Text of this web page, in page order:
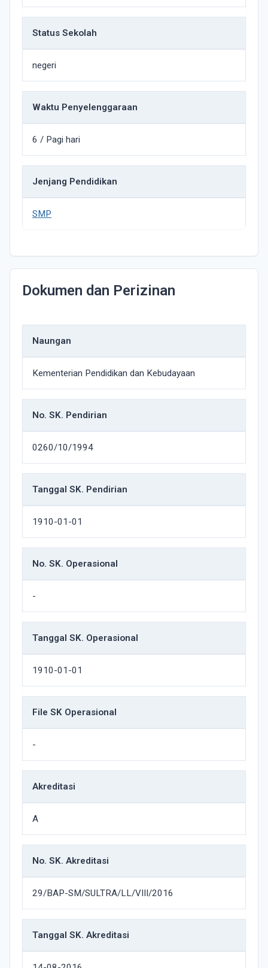
Status Sekolah
negeri
Waktu Penyelenggaraan
6 / Pagi hari
Jenjang Pendidikan
SMP
Dokumen dan Perizinan
Naungan
Kementerian Pendidikan dan Kebudayaan
No. SK. Pendirian
0260/10/1994
Tanggal SK. Pendirian
1910-01-01
No. SK. Operasional
-
Tanggal SK. Operasional
1910-01-01
File SK Operasional
-
Akreditasi
A
No. SK. Akreditasi
29/BAP-SM/SULTRA/LL/VIII/2016
Tanggal SK. Akreditasi